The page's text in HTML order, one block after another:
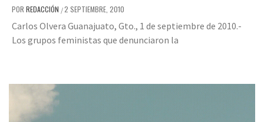
POR REDACCIÓN /2 SEPTIEMBRE, 2010
Carlos Olvera Guanajuato, Gto., 1 de septiembre de 2010.-
Los grupos feministas que denunciaron la